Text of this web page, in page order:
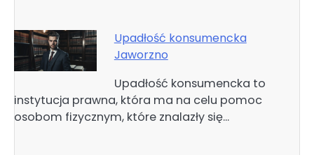
Upadłość konsumencka
Jaworzno
Upadłość konsumencka to
instytucja prawna, która ma na celu pomoc
osobom fizycznym, które znalazły się…